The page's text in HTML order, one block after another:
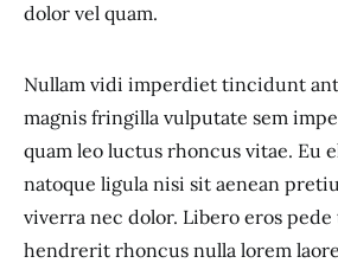
dolor vel quam.
Nullam vidi imperdiet tincidunt
magnis fringilla vulputate sem
quam leo luctus rhoncus vitae. Eu
natoque ligula nisi sit aenean
viverra nec dolor. Libero eros
hendrerit rhoncus nulla lorem